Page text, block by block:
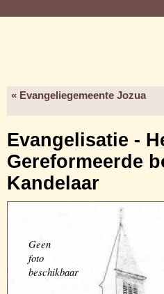
« Evangeliegemeente Jozua
Evangelisatie -
Gereformeerde
Kandelaar
Geen
foto
beschikbaar